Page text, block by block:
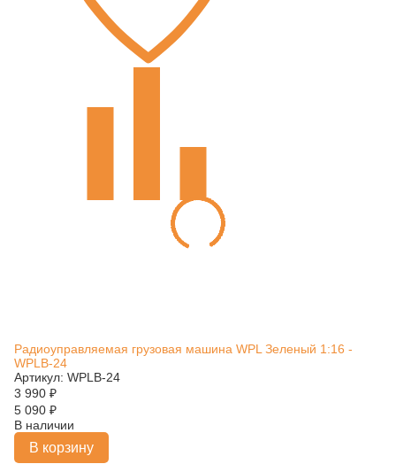
Радиоуправляемая грузовая машина WPL Зеленый 1:16 -
WPLB-24
Артикул: WPLB-24
3 990 ₽
5 090 ₽
В наличии
В корзину